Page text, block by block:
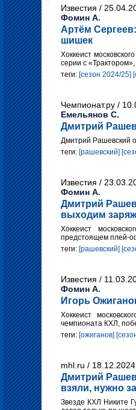
Известия /
Фомин А.
Артём
шишек
Хоккеист
серии с
теги: [сезон 2024/25]
Чемпионат.ру /
Емельянов С.
Дмитрий
Дмитрий Рашевский
теги: [рашевский]
Известия /
Фомин А.
Дмитрий
выходим
Хоккеист
предстоящем плей-
теги: [рашевский]
Известия /
Фомин А.
Игорь
Хоккеист
чемпионата КХЛ,
теги: [ожиганов]
mhl.ru / 18.12.2024
Дмитрий
взяли, нужно
Звезде КХЛ Никите